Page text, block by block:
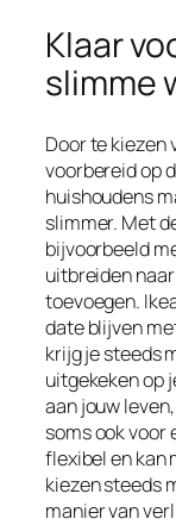
Klaar
slimme
Door te kiezen
voorbereid op
huishoudens
slimmer. Met
bijvoorbeeld
uitbreiden
toevoegen.
date blijven
krijg je steeds
uitgekeken op
aan jouw
soms ook voor
flexibel en kan
kiezen steeds
manier van